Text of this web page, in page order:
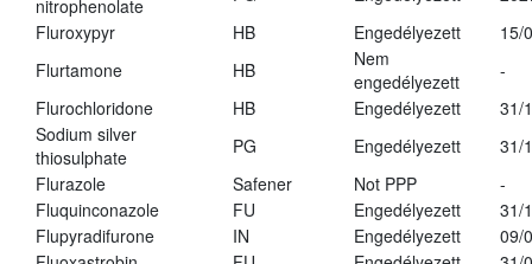
nitrophenolate
Fluroxypyr
HB Engedélyezett
15/
Flurtamone
HB
Nem
engedélyezett
-
Flurochloridone
HB Engedélyezett
31/
Sodium silver
thiosulphate
PG Engedélyezett
31/
Flurazole
Safener Not PPP
-
Fluquinconazole
FU Engedélyezett
31/
Flupyradifurone
IN Engedélyezett
09/